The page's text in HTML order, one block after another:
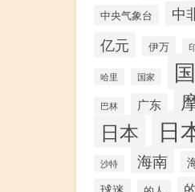
中央气象台 中
亿元 伊万
哈里 国家
巴林 广东
日本 日
沙特 海南